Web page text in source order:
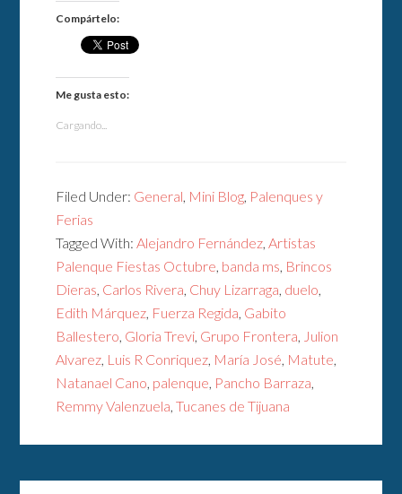
Compártelo:
Me gusta esto:
Cargando...
Filed Under: General, Mini Blog, Palenques y
Ferias
Tagged With:Alejandro Fernández,Artistas
Palenque Fiestas Octubre, banda ms, Brincos
Dieras, Carlos Rivera, Chuy Lizarraga, duelo,
Edith Márquez, Fuerza Regida, Gabito
Ballestero, Gloria Trevi, Grupo Frontera, Julion
Alvarez, Luis R Conriquez, María José, Matute,
Natanael Cano, palenque, Pancho Barraza,
Remmy Valenzuela,Tucanes de Tijuana